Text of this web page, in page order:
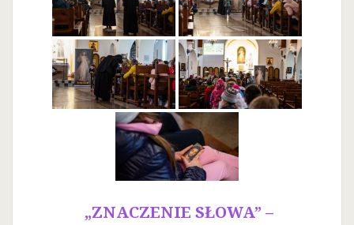
„ZNACZENIE SŁOWA” –